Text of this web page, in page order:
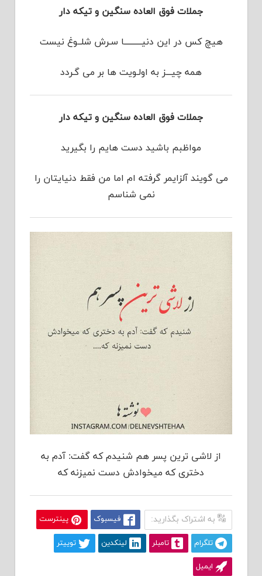
جملات فوق العاده سنگین و تیکه دار
هیچ کس در این دنیــــــــــا سـرش شلــوغ نیست
همه چیـــز به اولـویت ها بر می گـردد
جملات فوق العاده سنگین و تیکه دار
مواظبم باشید دست هایم را بگیرید
می گویند آلزایمر گرفته ام اما من فقط دنیایتان را
نمی شناسم
از لاشی ترین پسر هم شنیدم که گفت: آدم به
دختری که میخوادش دست نمیزنه که
به اشتراک بگذارید: فیسبوک پینترست
تلگرام تامبلر لینکدین توییتر
ایمیل